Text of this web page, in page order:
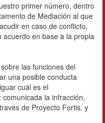
primer número, dentro
de Mediación al que
en caso de conflicto,
en base a la propia
las funciones del
una posible conducta
cuál es el
la infracción,
de Proyecto Fortis, y